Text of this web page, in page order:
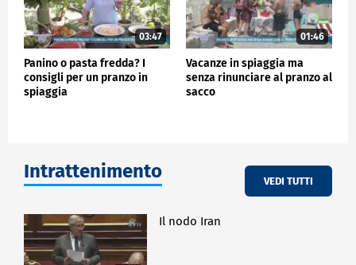
03:47
Panino o pasta fredda? I
consigli per un pranzo in
spiaggia
01:46
Vacanze in spiaggia ma
senza rinunciare al pranzo al
sacco
Intrattenimento VEDI TUTTI
Il nodo Iran